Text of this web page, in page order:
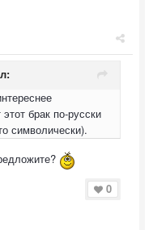
брак по-русски
символически).
0